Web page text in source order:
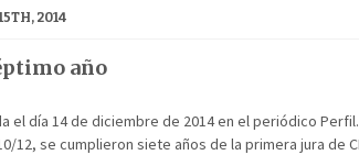
2014
año
el día 14 de diciembre de 2014 en el periódico
12, se cumplieron siete años de la primera jura de